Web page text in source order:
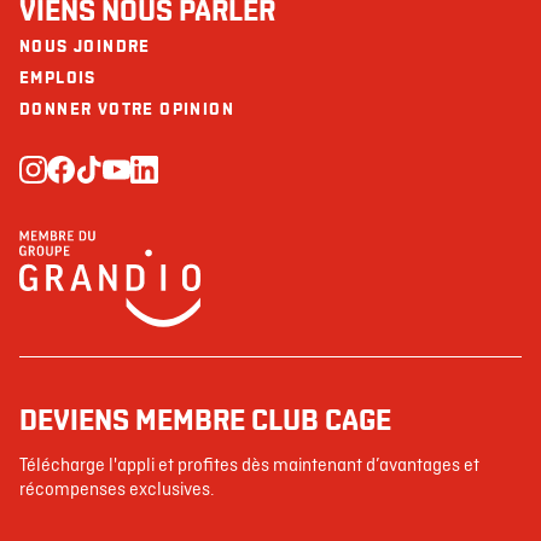
VIENS NOUS PARLER
NOUS JOINDRE
EMPLOIS
DONNER VOTRE OPINION
DEVIENS MEMBRE CLUB CAGE
Télécharge l'appli et profites dès maintenant d’avantages et
récompenses exclusives.